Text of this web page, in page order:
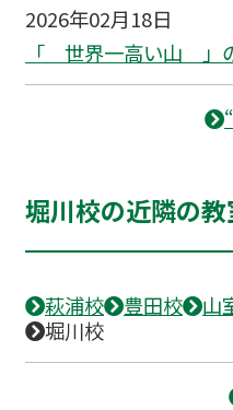
2026年02月18日
「 世界一高い山 」
堀川校の近隣の
萩浦校 豊田校 山
堀川校